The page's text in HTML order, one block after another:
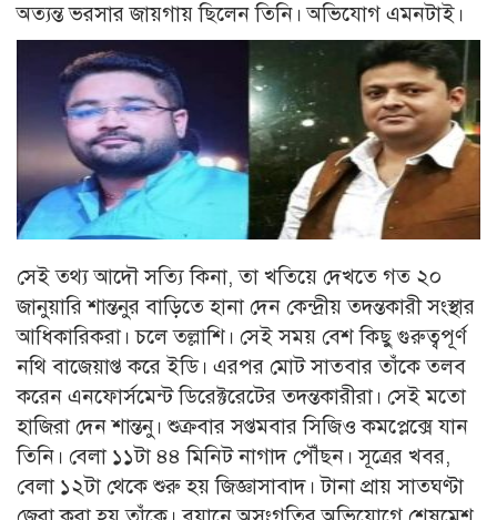
অত্যন্ত ভরসার জায়গায় ছিলেন তিনি। অভিযোগ এমনটাই।
সেই তথ্য আদৌ সত্যি কিনা, তা খতিয়ে দেখতে গত ২০
জানুয়ারি শান্তনুর বাড়িতে হানা দেন কেন্দ্রীয় তদন্তকারী সংস্থার
আধিকারিকরা। চলে তল্লাশি। সেই সময় বেশ কিছু গুরুত্বপূর্ণ
নথি বাজেয়াপ্ত করে ইডি। এরপর মোট সাতবার তাঁকে তলব
করেন এনফোর্সমেন্ট ডিরেক্টরেটের তদন্তকারীরা। সেই মতো
হাজিরা দেন শান্তনু। শুক্রবার সপ্তমবার সিজিও কমপ্লেক্সে যান
তিনি। বেলা ১১টা ৪৪ মিনিট নাগাদ পৌঁছন। সূত্রের খবর,
বেলা ১২টা থেকে শুরু হয় জিজ্ঞাসাবাদ। টানা প্রায় সাতঘণ্টা